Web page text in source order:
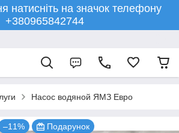
натисніть на значок телефону
+380965842744
Насос водяной ЯМЗ Евро
–11% Подарунок